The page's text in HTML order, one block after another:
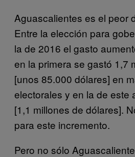
Aguascalientes es el peor
Entre la elección para
la de 2016 el gasto
en la primera se gastó 1,7
[unos 85.000 dólares] en
electorales y en la de este
[1,1 millones de dólares].
para este incremento.
Pero no sólo